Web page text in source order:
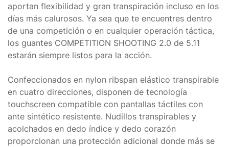
aportan flexibilidad y gran transpiración incluso en los
días más calurosos. Ya sea que te encuentres dentro
de una competición o en cualquier operación táctica,
los guantes COMPETITION SHOOTING 2.0 de 5.11
estarán siempre listos para la acción.
Confeccionados en nylon ribspan elástico transpirable
en cuatro direcciones, disponen de tecnología
touchscreen compatible con pantallas táctiles con
ante sintético resistente. Nudillos transpirables y
acolchados en dedo índice y dedo corazón
proporcionan una protección adicional donde más se